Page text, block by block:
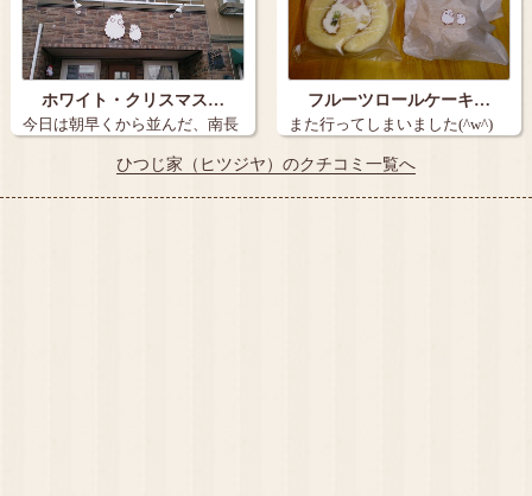
ホワイト・クリスマス…
今日は朝早くから並んだ、南長
フルーツロールケーキ…
また行ってしまいました(^w^)
「ひ…
ひつじ家（ヒツジヤ）のクチコミ一覧へ